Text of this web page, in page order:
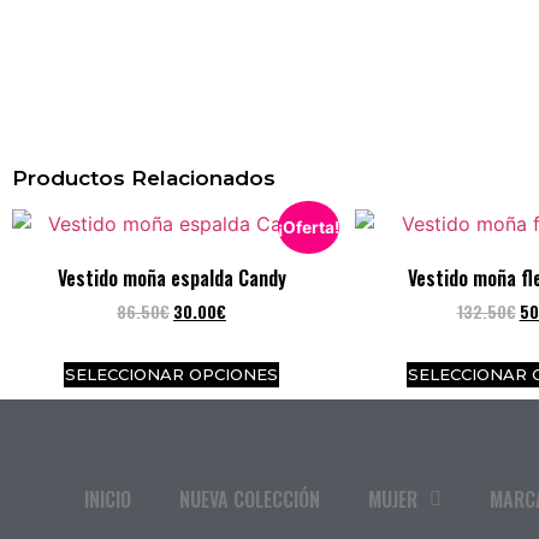
Productos Relacionados
¡Oferta!
Vestido moña espalda Candy
86.50€ 30.00€
SELECCIONAR OPCIONES
Vestido moña
132.50€
SELECCIONAR
INICIO NUEVA COLECCIÓN MUJER